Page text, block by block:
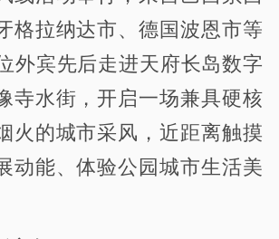
格拉纳达市、德国波恩市等
外宾先后走进天府长岛数字
寺水街，开启一场兼具硬核
火的城市采风，近距离触摸
动能、体验公园城市生活美